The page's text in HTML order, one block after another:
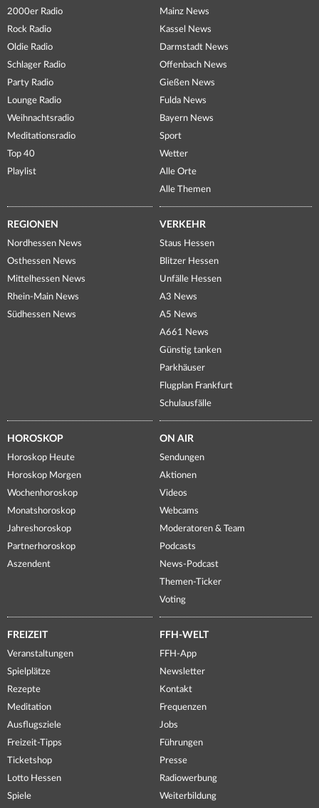
2000er Radio
Rock Radio
Oldie Radio
Schlager Radio
Party Radio
Lounge Radio
Weihnachtsradio
Meditationsradio
Top 40
Playlist
Mainz News
Kassel News
Darmstadt News
Offenbach News
Gießen News
Fulda News
Bayern News
Sport
Wetter
Alle Orte
Alle Themen
REGIONEN
Nordhessen News
Osthessen News
Mittelhessen News
Rhein-Main News
Südhessen News
VERKEHR
Staus Hessen
Blitzer Hessen
Unfälle Hessen
A3 News
A5 News
A661 News
Günstig tanken
Parkhäuser
Flugplan Frankfurt
Schulausfälle
HOROSKOP
Horoskop Heute
Horoskop Morgen
Wochenhoroskop
Monatshoroskop
Jahreshoroskop
Partnerhoroskop
Aszendent
ON AIR
Sendungen
Aktionen
Videos
Webcams
Moderatoren & Team
Podcasts
News-Podcast
Themen-Ticker
Voting
FREIZEIT
Veranstaltungen
Spielplätze
Rezepte
Meditation
Ausflugsziele
Freizeit-Tipps
Ticketshop
Lotto Hessen
Spiele
FFH-WELT
FFH-App
Newsletter
Kontakt
Frequenzen
Jobs
Führungen
Presse
Radiowerbung
Weiterbildung